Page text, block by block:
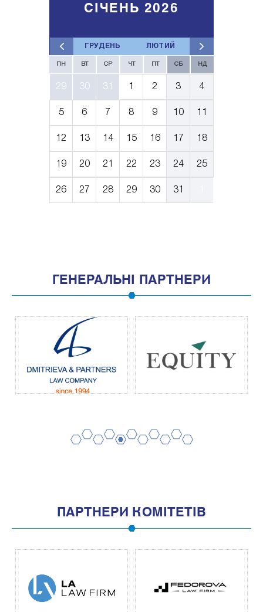
ГРУДЕНЬ ЛЮТИЙ
СІЧЕНЬ 2026
ПН ВТ СР ЧТ СБ НД
29 30 31 2 3 4
5 6 7 8 9 10
12 13 14 15 16 17 18
19 20 21 22 23 24 25
26 27 28 29 30 31
ГЕНЕРАЛЬНІ ПАРТНЕРИ
ПАРТНЕРИ КОМІТЕТІВ